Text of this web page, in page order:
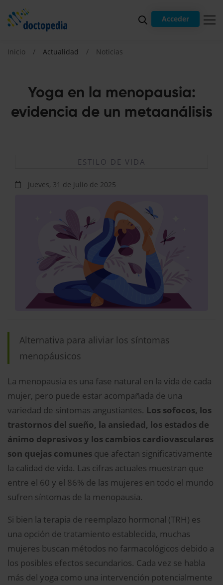
Acceder
Yoga en la menopausia:
evidencia de un metaanálisis
Inicio Actualidad Noticias
ESTILO DE VIDA
jueves, 31 de julio de 2025
Alternativa para aliviar los síntomas
menopáusicos
La menopausia es una fase natural en la vida de cada
mujer, pero puede estar acompañada de una
variedad de síntomas angustiantes. Los sofocos, los
trastornos del sueño, la ansiedad, los estados de
ánimo depresivos y los cambios cardiovasculares
son quejas comunes que afectan significativamente
la calidad de vida. Las cifras actuales muestran que
entre el 60 y el 86% de las mujeres en todo el mundo
sufren síntomas de la menopausia.
Si bien la terapia de reemplazo hormonal (TRH) es
una opción de tratamiento establecida, muchas
mujeres buscan métodos no farmacológicos debido a
los posibles efectos secundarios. Cada vez se habla
más del yoga como una intervención potencialmente